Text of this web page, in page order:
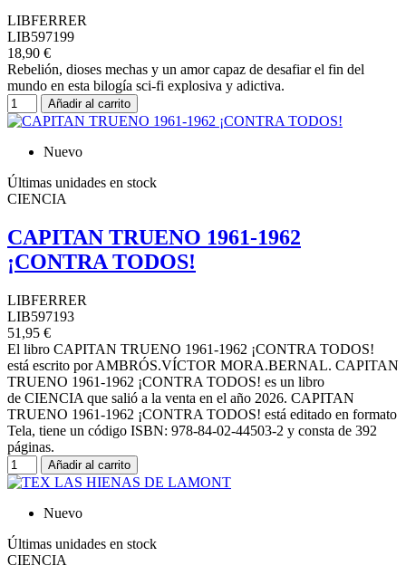
LIBFERRER
LIB597199
18,90 €
Rebelión, dioses mechas y un amor capaz de desafiar el fin del
mundo en esta bilogía sci-fi explosiva y adictiva.
Añadir al carrito
Nuevo
Últimas unidades en stock
CIENCIA
CAPITAN TRUENO 1961-1962
¡CONTRA TODOS!
LIBFERRER
LIB597193
51,95 €
El libro CAPITAN TRUENO 1961-1962 ¡CONTRA TODOS!
está escrito por AMBRÓS.VÍCTOR MORA.BERNAL. CAPITAN
TRUENO 1961-1962 ¡CONTRA TODOS! es un libro
de CIENCIA que salió a la venta en el año 2026. CAPITAN
TRUENO 1961-1962 ¡CONTRA TODOS! está editado en formato
Tela, tiene un código ISBN: 978-84-02-44503-2 y consta de 392
páginas.
Añadir al carrito
Nuevo
Últimas unidades en stock
CIENCIA